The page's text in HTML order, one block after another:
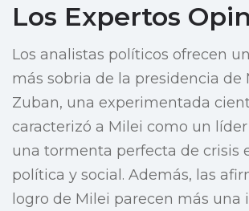
Los Expertos
Los analistas políticos ofrecen
más sobria de la presidencia de
Zuban, una experimentada
caracterizó a Milei como un
una tormenta perfecta de crisis
política y social. Además, las
logro de Milei parecen más una